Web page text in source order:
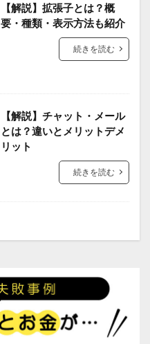
【解説】拡張子とは？概
要・種類・表示方法も紹介
続きを読む
【解説】チャット・メール
とは？違いとメリットデメ
リット
続きを読む